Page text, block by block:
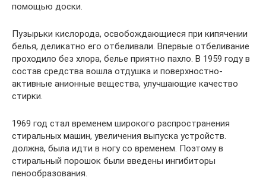
помощью доски.
Пузырьки кислорода, освобождающиеся при кипячении
белья, деликатно его отбеливали. Впервые отбеливание
проходило без хлора, белье приятно пахло. В 1959 году в
состав средства вошла отдушка и поверхностно-
активные анионные вещества, улучшающие качество
стирки.
1969 год стал временем широкого распространения
стиральных машин, увеличения выпуска устройств.
должна, была идти в ногу со временем. Поэтому в
стиральный порошок были введены ингибиторы
пенообразования.